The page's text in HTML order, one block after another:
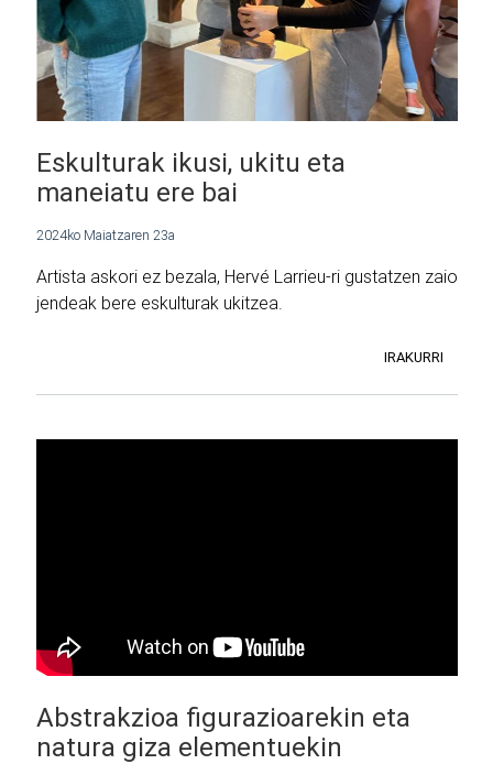
Eskulturak ikusi, ukitu eta
maneiatu ere bai
2024ko Maiatzaren 23a
Artista askori ez bezala, Hervé Larrieu-ri gustatzen zaio
jendeak bere eskulturak ukitzea.
IRAKURRI
Abstrakzioa figurazioarekin eta
natura giza elementuekin